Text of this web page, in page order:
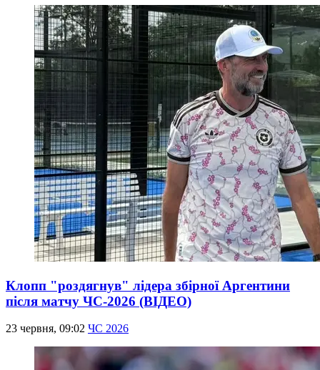
Клопп "роздягнув" лідера збірної Аргентини
після матчу ЧС-2026 (ВІДЕО)
23 червня, 09:02 ЧС 2026